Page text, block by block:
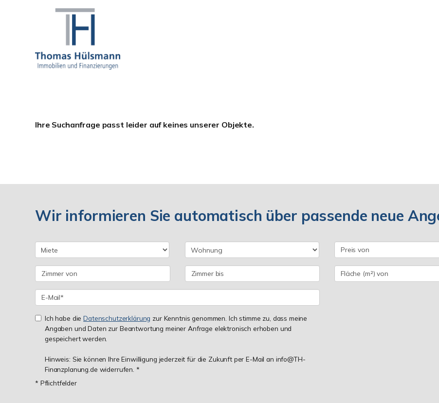
Ihre Suchanfrage passt leider auf keines unserer Objekte.
Wir informieren Sie automatisch über passende neue
Ich habe dieDatenschutzerklärung zur Kenntnis genommen. Ich stimme zu, dass meine
Angaben und Daten zur Beantwortung meiner Anfrage elektronisch erhoben und
gespeichert werden.
Hinweis: Sie können Ihre Einwilligung jederzeit für die Zukunft per E-Mail an info@TH-
Finanzplanung.de widerrufen. *
* Pflichtfelder